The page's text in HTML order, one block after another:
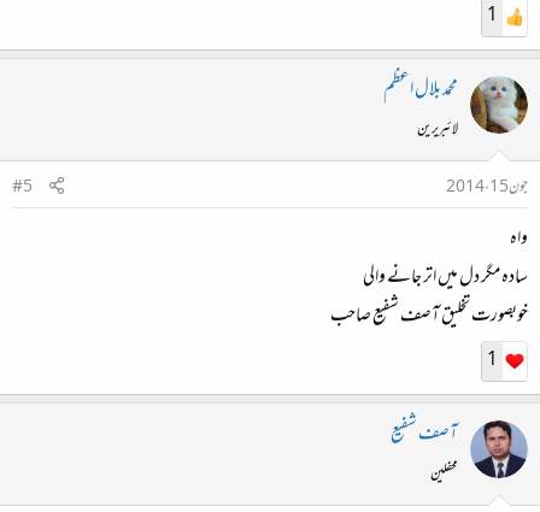
1
محمد بلال اعظم
لائبریرین
جون 15، 2014
#5
واہ
سادہ مگر دل میں اتر جانے والی
خوبصورت تخلیق آصف شفیع صاحب
1
آصف شفیع
محفلین